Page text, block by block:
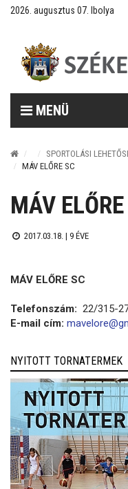
2026. augusztus 07. Ibolya
MENÜ
SPORTOLÁSI
MÁV ELŐRE SC
MÁV
2017.03.18. | 9 ÉVE
MÁV ELŐRE SC
Telefonszám: 22/315-
E-mail cím:
NYITOTT TORNATERMEK